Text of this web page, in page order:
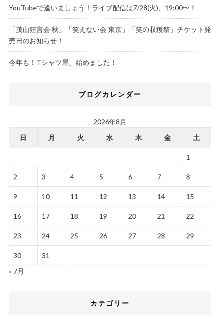
YouTubeで逢いましょう！ライブ配信は7/28(火)、19:00〜！
「茂山狂言会 秋」「笑えない会 東京」「笑の収穫祭」チケット発
売日のお知らせ！
今年も！Tシャツ屋、始めました！
ブログカレンダー
2026年8月
日
月 火 水 木 金 土
1
2 3 4 5 6 7 8
9 10 11 12 13 14 15
16 17 18 19 20 21 22
23 24 25 26 27 28 29
30
31
« 7月
カテゴリー